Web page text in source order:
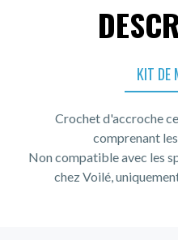
KIT DE
Crochet d'accroche
comprenant
Non compatible avec les
chez Voilé,